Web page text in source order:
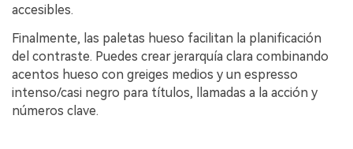
accesibles.
Finalmente, las paletas hueso facilitan la planificación
del contraste. Puedes crear jerarquía clara combinando
acentos hueso con greiges medios y un espresso
intenso/casi negro para títulos, llamadas a la acción y
números clave.